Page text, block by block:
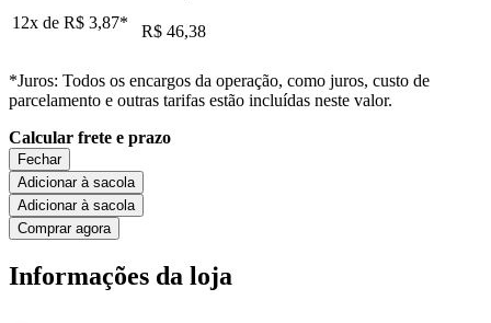
12x de R$ 3,87* R$ 46,38
*Juros: Todos os encargos da operação, como juros, custo de
parcelamento e outras tarifas estão incluídas neste valor.
Calcular frete e prazo
Fechar
Adicionar à sacola
Adicionar à sacola
Comprar agora
Informações da loja